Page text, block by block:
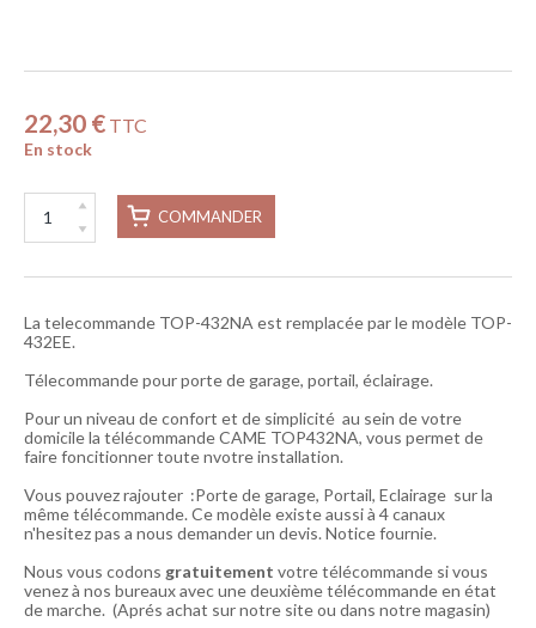
22,30 € TTC
En stock
COMMANDER
La telecommande TOP-432NA est remplacée par le modèle TOP-
432EE.
Télecommande pour porte de garage, portail, éclairage.
Pour un niveau de confort et de simplicité au sein de votre
domicile la télécommande CAME TOP432NA, vous permet de
faire foncitionner toute nvotre installation.
Vous pouvez rajouter :Porte de garage, Portail, Eclairage sur la
même télécommande. Ce modèle existe aussi à 4 canaux
n'hesitez pas a nous demander un devis. Notice fournie.
Nous vous codons gratuitement votre télécommande si vous
venez à nos bureaux avec une deuxième télécommande en état
de marche. (Aprés achat sur notre site ou dans notre magasin)